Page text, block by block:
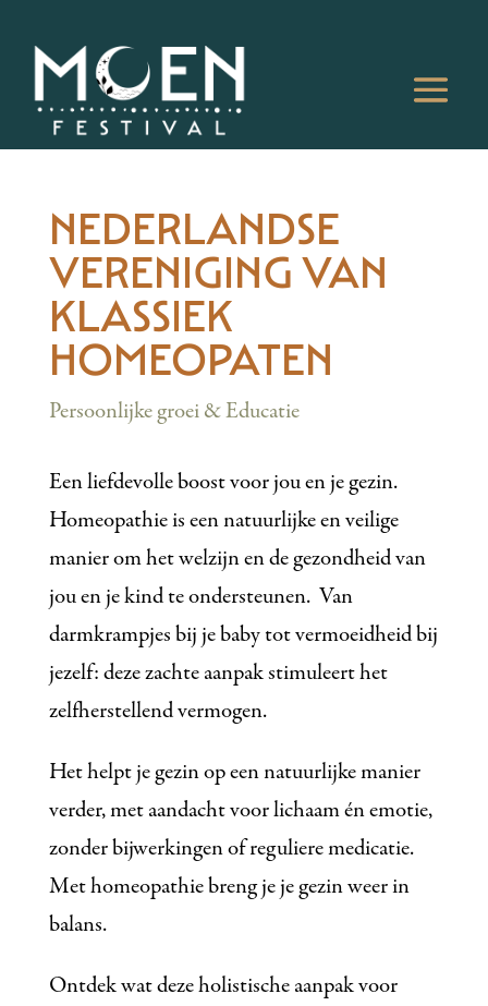
NEDERLANDSE
VERENIGING VAN
KLASSIEK
HOMEOPATEN
Persoonlijke groei & Educatie
Een liefdevolle boost voor jou en je gezin.
Homeopathie is een natuurlijke en veilige
manier om het welzijn en de gezondheid van
jou en je kind te ondersteunen. Van
darmkrampjes bij je baby tot vermoeidheid bij
jezelf: deze zachte aanpak stimuleert het
zelfherstellend vermogen.
Het helpt je gezin op een natuurlijke manier
verder, met aandacht voor lichaam én emotie,
zonder bijwerkingen of reguliere medicatie.
Met homeopathie breng je je gezin weer in
balans.
Ontdek wat deze holistische aanpak voor